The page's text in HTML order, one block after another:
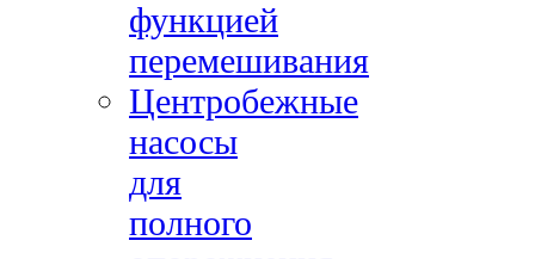
функцией
перемешивания
Центробежные
насосы
для
полного